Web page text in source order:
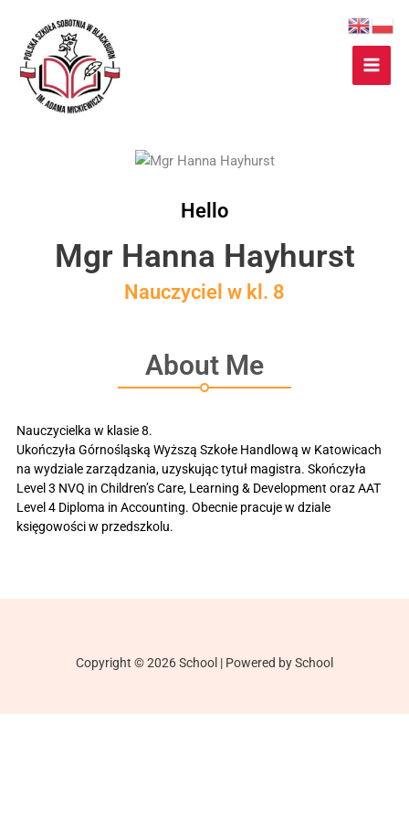
treści
Hello
Mgr Hanna Hayhurst
Nauczyciel w kl. 8
About Me
Nauczycielka w klasie 8.
Ukończyła Górnośląską Wyższą Szkołe Handlową w Katowicach
na wydziale zarządzania, uzyskując tytuł magistra. Skończyła
Level 3 NVQ in Children’s Care, Learning & Development oraz AAT
Level 4 Diploma in Accounting. Obecnie pracuje w dziale
księgowości w przedszkolu.
Copyright © 2026 School | Powered by School